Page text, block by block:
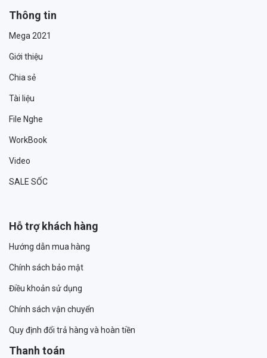
Thông tin
Mega 2021
Giới thiệu
Chia sẻ
Tài liệu
File Nghe
WorkBook
Video
SALE SỐC
Hỗ trợ khách hàng
Hướng dẫn mua hàng
Chính sách bảo mật
Điều khoản sử dụng
Chính sách vận chuyển
Quy định đổi trả hàng và hoàn tiền
Thanh toán